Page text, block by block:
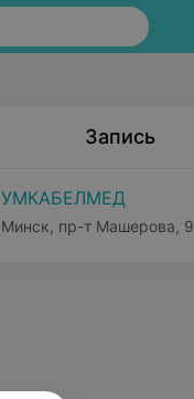
Запись
УМКАБЕЛМЕД
Минск, пр-т Машерова, 9